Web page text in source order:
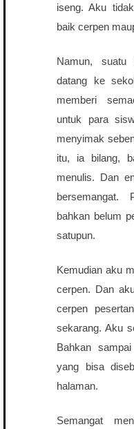
iseng. Aku
baik cerpen
Namun,
datang ke
memberi
untuk para
menyimak
itu, ia bilang,
menulis. Dan
bahkan belum
satupun.
Kemudian aku
cerpen. Dan
cerpen
sekarang. Aku
Bahkan
yang bisa
halaman.
Semangat